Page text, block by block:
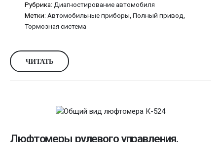
Рубрика: Диагностирование автомобиля
Метки: Автомобильные приборы Полный привод
Тормозная система
ЧИТАТЬ
Люфтомеры рулевого управления.